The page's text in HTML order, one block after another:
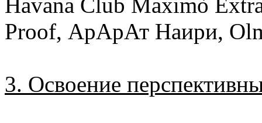
Proof, АрАрАт Наири,
3. Освоение